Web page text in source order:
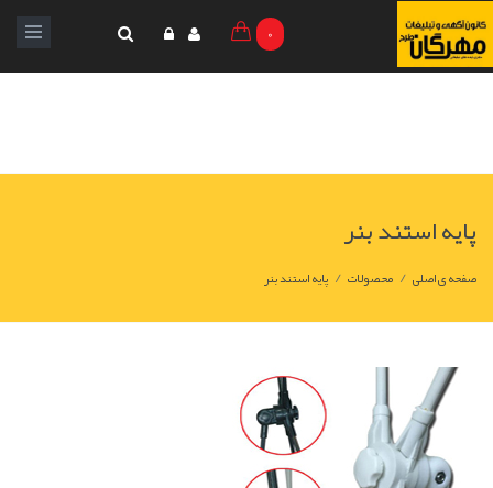
0
پایه استند بنر
صفحه ی اصلی / محصولات / پایه استند بنر